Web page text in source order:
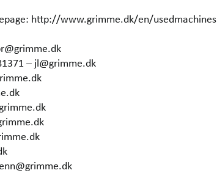
http://www.grimme.dk/en/usedmachines
– jl@grimme.dk